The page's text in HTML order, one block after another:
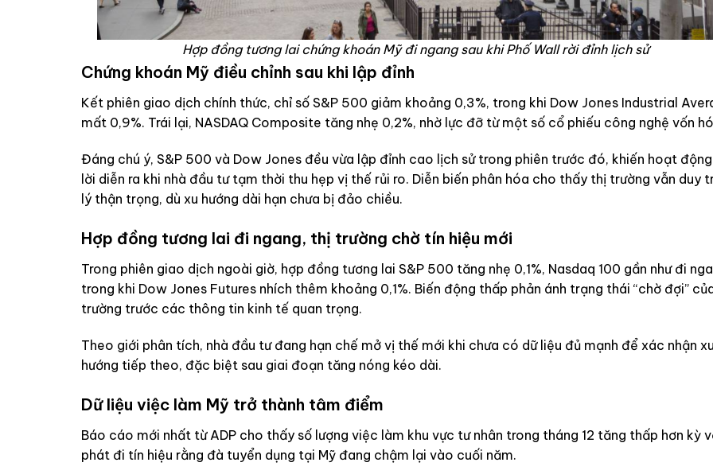
Hợp đồng tương lai chứng khoán Mỹ đi ngang sau khi Phố Wall rời đỉnh lịch sử
Chứng khoán Mỹ điều chỉnh sau khi lập đỉnh
Kết phiên giao dịch chính thức, chỉ số S&P 500 giảm khoảng 0,3%, trong khi Dow Jones Industrial
mất 0,9%. Trái lại, NASDAQ Composite tăng nhẹ 0,2%, nhờ lực đỡ từ một số cổ phiếu công nghệ vốn
Đáng chú ý, S&P 500 và Dow Jones đều vừa lập đỉnh cao lịch sử trong phiên trước đó, khiến hoạt
lời diễn ra khi nhà đầu tư tạm thời thu hẹp vị thế rủi ro. Diễn biến phân hóa cho thấy thị trường vẫn duy
lý thận trọng, dù xu hướng dài hạn chưa bị đảo chiều.
Hợp đồng tương lai đi ngang, thị trường chờ tín hiệu mới
Trong phiên giao dịch ngoài giờ, hợp đồng tương lai S&P 500 tăng nhẹ 0,1%, Nasdaq 100 gần như đi
trong khi Dow Jones Futures nhích thêm khoảng 0,1%. Biến động thấp phản ánh trạng thái “chờ đợi”
trường trước các thông tin kinh tế quan trọng.
Theo giới phân tích, nhà đầu tư đang hạn chế mở vị thế mới khi chưa có dữ liệu đủ mạnh để xác nhận xu
hướng tiếp theo, đặc biệt sau giai đoạn tăng nóng kéo dài.
Dữ liệu việc làm Mỹ trở thành tâm điểm
Báo cáo mới nhất từ ADP cho thấy số lượng việc làm khu vực tư nhân trong tháng 12 tăng thấp hơn kỳ
phát đi tín hiệu rằng đà tuyển dụng tại Mỹ đang chậm lại vào cuối năm.